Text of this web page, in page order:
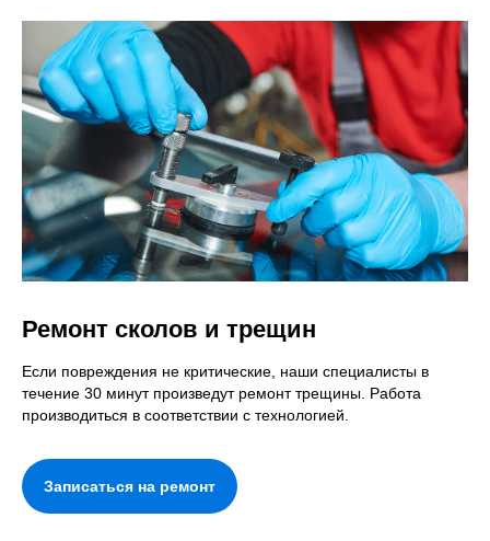
Ремонт сколов и трещин
Если повреждения не критические, наши специалисты в
течение 30 минут произведут ремонт трещины. Работа
производиться в соответствии с технологией.
Записаться на ремонт